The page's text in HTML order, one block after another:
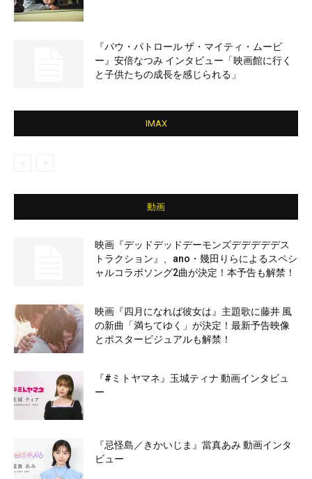
『パウ・パトロール ザ・マイティ・ムービ
ー』安倍なつみ インタビュー「映画館に行く
と子供たちの成長を感じられる」
IMAX
動画
映画『デッドデッドデーモンズデデデデデス
トラクション』、ano・幾田りらによるスペシ
ャルコラボソング2曲が決定！本予告も解禁！
映画『四月になれば彼女は』主題歌に藤井 風
の新曲「満ちてゆく」が決定！最新予告映像
とポスタービジュアルも解禁！
『#ミトヤマネ』玉城ティナ 動画インタビュ
ー
『忌怪島／きかいじま』當真あみ 動画インタ
ビュー